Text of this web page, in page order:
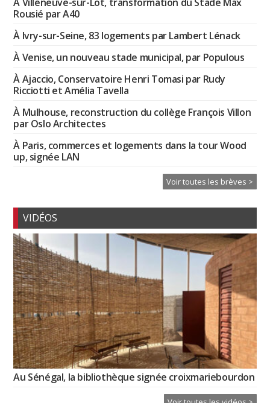
Rousié par A40
À Ivry-sur-Seine, 83 logements par Lambert Lénack
À Venise, un nouveau stade municipal, par Populous
À Ajaccio, Conservatoire Henri Tomasi par Rudy
Ricciotti et Amélia Tavella
À Mulhouse, reconstruction du collège François Villon
par Oslo Architectes
À Paris, commerces et logements dans la tour Wood
up, signée LAN
Voir toutes les brèves >
VIDÉOS
Au Sénégal, la bibliothèque signée croixmariebourdon